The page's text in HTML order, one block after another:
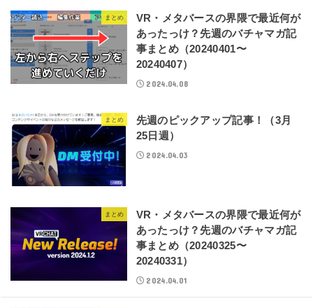
まとめ
VR・メタバースの界隈で最近何が
あったっけ？先週のバチャマガ記
事まとめ（20240401〜
20240407）
2024.04.08
まとめ
先週のピックアップ記事！（3月
25日週）
2024.04.03
まとめ
VR・メタバースの界隈で最近何が
あったっけ？先週のバチャマガ記
事まとめ（20240325〜
20240331）
2024.04.01